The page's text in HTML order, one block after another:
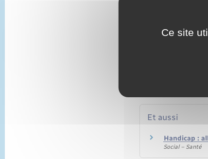
Votre enfant
Et aussi
Handicap :
Social – Santé
Ce site